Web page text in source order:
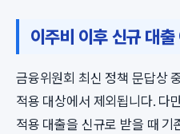
이주비 이후 신규 대
금융위원회 최신 정책 문답상
적용 대상에서 제외됩니다. 다
적용 대출을 신규로 받을 때